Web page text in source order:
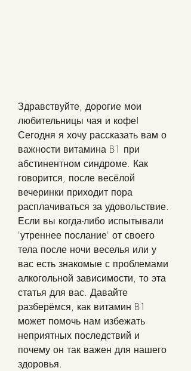
Здравствуйте, дорогие мои
любительницы чая и кофе!
Сегодня я хочу рассказать вам о
важности витамина B1 при
абстинентном синдроме. Как
говорится, после весёлой
вечеринки приходит пора
расплачиваться за удовольствие.
Если вы когда-либо испытывали
'утреннее послание' от своего
тела после ночи веселья или у
вас есть знакомые с проблемами
алкогольной зависимости, то эта
статья для вас. Давайте
разберёмся, как витамин B1
может помочь нам избежать
неприятных последствий и
почему он так важен для нашего
здоровья.